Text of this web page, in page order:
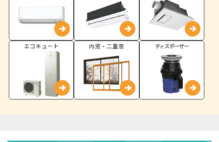
エコキュート 内窓・二重窓 ディスポーザー